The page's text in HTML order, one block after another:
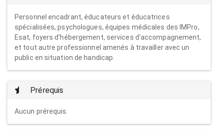
Personnel encadrant, éducateurs et éducatrices
spécialisées, psychologues, équipes médicales des IMPro,
Esat, foyers d'hébergement, services d'accompagnement,
et tout autre professionnel amenés à travailler avec un
public en situation de handicap.
Prérequis
Aucun prérequis.